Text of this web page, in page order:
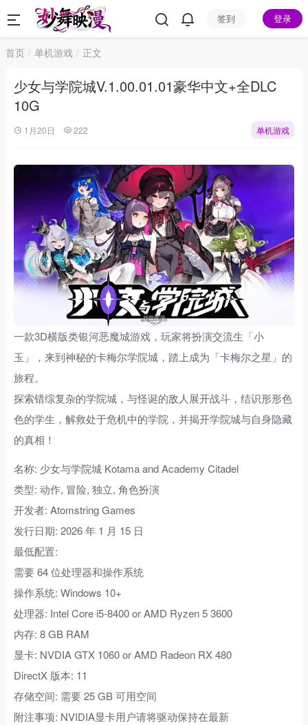
签到 登录
首页 单机游戏 正文
少女与学院城V.1.00.01.01豪华中文+全DLC
10G
1月20日 222 单机游戏
一款3D横版类银河恶魔城游戏，玩家将扮演交流生「小
玉」，来到神秘的卡梅尔学院城，踏上成为「卡梅尔之星」的
旅程。
探索错综复杂的学院城，与怪诞的敌人展开战斗，结识形形色
色的学生，解救处于危机中的学院，并揭开学院城与自身隐藏
的真相！
名称: 少女与学院城 Kotama and Academy Citadel
类型: 动作, 冒险, 独立, 角色扮演
开发者: Atomstring Games
发行日期: 2026 年 1 月 15 日
最低配置:
需要 64 位处理器和操作系统
操作系统: Windows 10+
处理器: Intel Core i5-8400 or AMD Ryzen 5 3600
内存: 8 GB RAM
显卡: NVDIA GTX 1060 or AMD Radeon RX 480
DirectX 版本: 11
存储空间: 需要 25 GB 可用空间
附注事项: NVIDIA显卡用户请将驱动保持在最新